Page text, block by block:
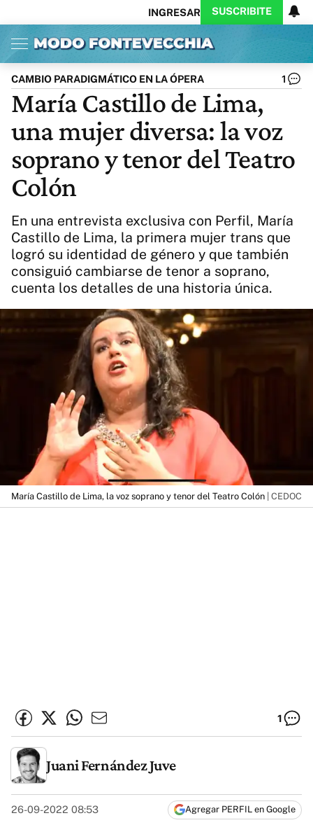
INGRESAR SUSCRIBITE
Inicio Ahora
Opinión
Política
Ciencia
Protagonistas
Cultura
Arte
Educación
Deportes
CARAS
Exitoina
Turismo
Videos
Córdoba
Reperfilar
Business
Diario del Juicio
Actualidad
CAMBIO PARADIGMÁTICO EN LA ÓPERA 1
María Castillo de Lima,
una mujer diversa: la voz
soprano y tenor del Teatro
Colón
En una entrevista exclusiva con Perfil, María
Castillo de Lima, la primera mujer trans que
logró su identidad de género y que también
consiguió cambiarse de tenor a soprano,
cuenta los detalles de una historia única.
María Castillo de Lima, la voz soprano y tenor del Teatro Colón | CEDOC
1
Juani Fernández Juve
26-09-2022 08:53 Agregar PERFIL en Google